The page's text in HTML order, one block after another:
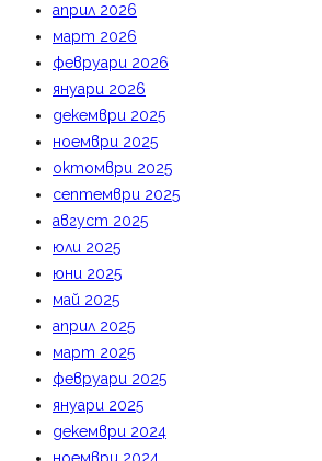
април 2026
март 2026
февруари 2026
януари 2026
декември 2025
ноември 2025
октомври 2025
септември 2025
август 2025
юли 2025
юни 2025
май 2025
април 2025
март 2025
февруари 2025
януари 2025
декември 2024